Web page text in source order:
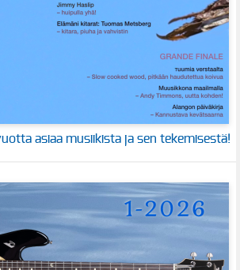
asiaa musiikista ja sen tekemisestä!